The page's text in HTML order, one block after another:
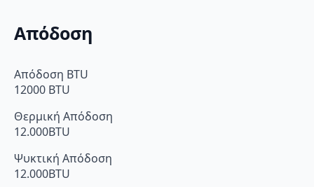
Απόδοση
Απόδοση BTU
12000 BTU
Θερμική Απόδοση
12.000BTU
Ψυκτική Απόδοση
12.000BTU